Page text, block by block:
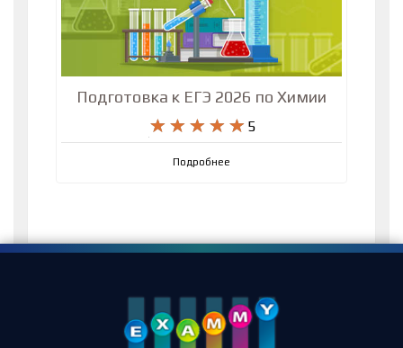
Подготовка к ЕГЭ 2026 по Химии
5
Подробнее